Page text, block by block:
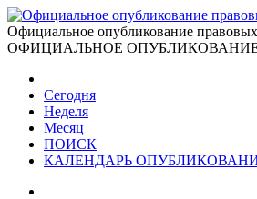
Официальное опубликование
ОФИЦИАЛЬНОЕ
Сегодня
Неделя
Месяц
ПОИСК
КАЛЕНДАРЬ